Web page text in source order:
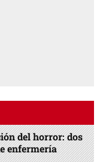
del horror: dos
enfermería